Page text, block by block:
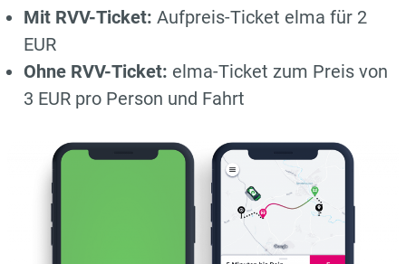
Mit RVV-Ticket: Aufpreis-Ticket elma für 2
EUR
Ohne RVV-Ticket: elma-Ticket zum Preis von
3 EUR pro Person und Fahrt